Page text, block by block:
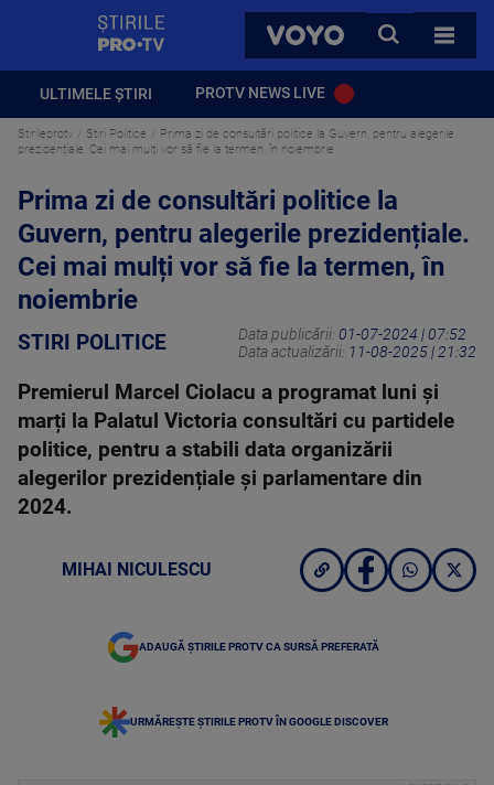
VOYO
CAUTA
TOATE
ULTIMELE ȘTIRI PROTV NEWS LIVE
Stirileprotv Stiri Politice
Prima zi de consultări politice la Guvern, pentru alegerile
prezidențiale. Cei mai mulți vor să fie la termen, în noiembrie
Prima zi de consultări politice la
Guvern, pentru alegerile prezidențiale.
Cei mai mulți vor să fie la termen, în
noiembrie
STIRI POLITICE Data publicării: 01-07-2024 | 07:52
Data actualizării: 11-08-2025 | 21:32
Premierul Marcel Ciolacu a programat luni și
marți la Palatul Victoria consultări cu partidele
politice, pentru a stabili data organizării
alegerilor prezidențiale și parlamentare din
2024.
MIHAI NICULESCU
ADAUGĂ ȘTIRILE PROTV CA SURSĂ PREFERATĂ
URMĂREȘTE ȘTIRILE PROTV ÎN GOOGLE DISCOVER